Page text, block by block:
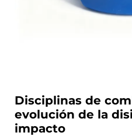
Disciplinas de
evolución de la
impacto